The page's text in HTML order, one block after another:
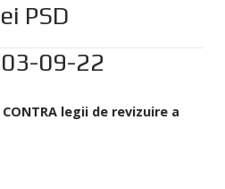
PSD
09-22
legii de revizuire a